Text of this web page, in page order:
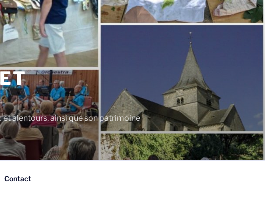
alentours, ainsi que son patrimoine
Contact